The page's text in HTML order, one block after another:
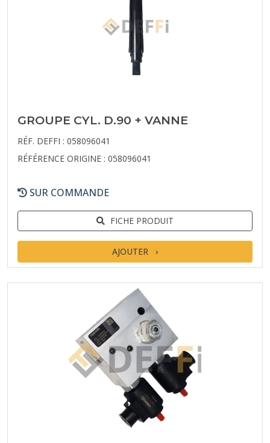
GROUPE CYL. D.90 + VANNE
RÉF. DEFFI : 058096041
RÉFÉRENCE ORIGINE : 058096041
SUR COMMANDE
FICHE PRODUIT
AJOUTER